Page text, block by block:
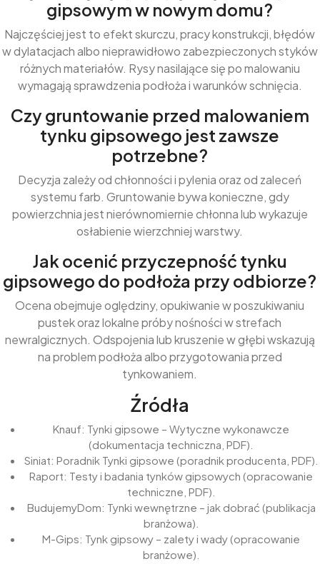
gipsowym w nowym domu?
Najczęściej jest to efekt skurczu, pracy konstrukcji, błędów
w dylatacjach albo nieprawidłowo zabezpieczonych styków
różnych materiałów. Rysy nasilające się po malowaniu
wymagają sprawdzenia podłoża i warunków schnięcia.
Czy gruntowanie przed malowaniem
tynku gipsowego jest zawsze
potrzebne?
Decyzja zależy od chłonności i pylenia oraz od zaleceń
systemu farb. Gruntowanie bywa konieczne, gdy
powierzchnia jest nierównomiernie chłonna lub wykazuje
osłabienie wierzchniej warstwy.
Jak ocenić przyczepność tynku
gipsowego do podłoża przy odbiorze?
Ocena obejmuje oględziny, opukiwanie w poszukiwaniu
pustek oraz lokalne próby nośności w strefach
newralgicznych. Odspojenia lub kruszenie w głębi wskazują
na problem podłoża albo przygotowania przed
tynkowaniem.
Źródła
Knauf: Tynki gipsowe – Wytyczne wykonawcze
(dokumentacja techniczna, PDF).
Siniat: Poradnik Tynki gipsowe (poradnik producenta, PDF).
Raport: Testy i badania tynków gipsowych (opracowanie
techniczne, PDF).
BudujemyDom: Tynki wewnętrzne – jak dobrać (publikacja
branżowa).
M-Gips: Tynk gipsowy – zalety i wady (opracowanie
branżowe).